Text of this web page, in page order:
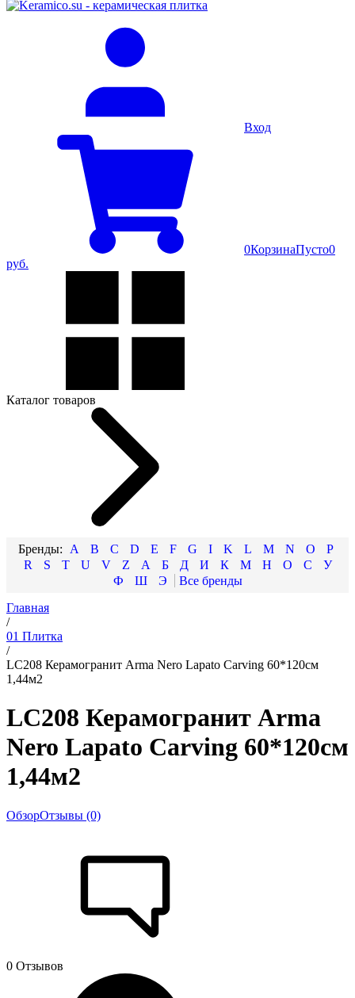
Вход
0КорзинаПусто0
руб.
Каталог товаров
A B C D E F G I K L M N O
P
R
S T U V Z А Б Д И К М Н О С
У
Ф
Ш
Э
Главная
/
01 Плитка
/
LC208 Керамогранит Arma Nero Lapato Carving 60*120см
1,44м2
LC208 Керамогранит Arma
Nero Lapato Carving 60*120см
1,44м2
ОбзорОтзывы (0)
0 Отзывов